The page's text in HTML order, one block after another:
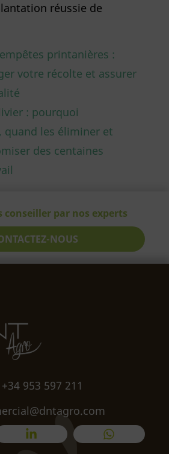
réussie de
printanières :
votre récolte et assurer
: pourquoi
quand les éliminer et
des centaines
conseiller par nos experts
NOUS
+34 953 597 211